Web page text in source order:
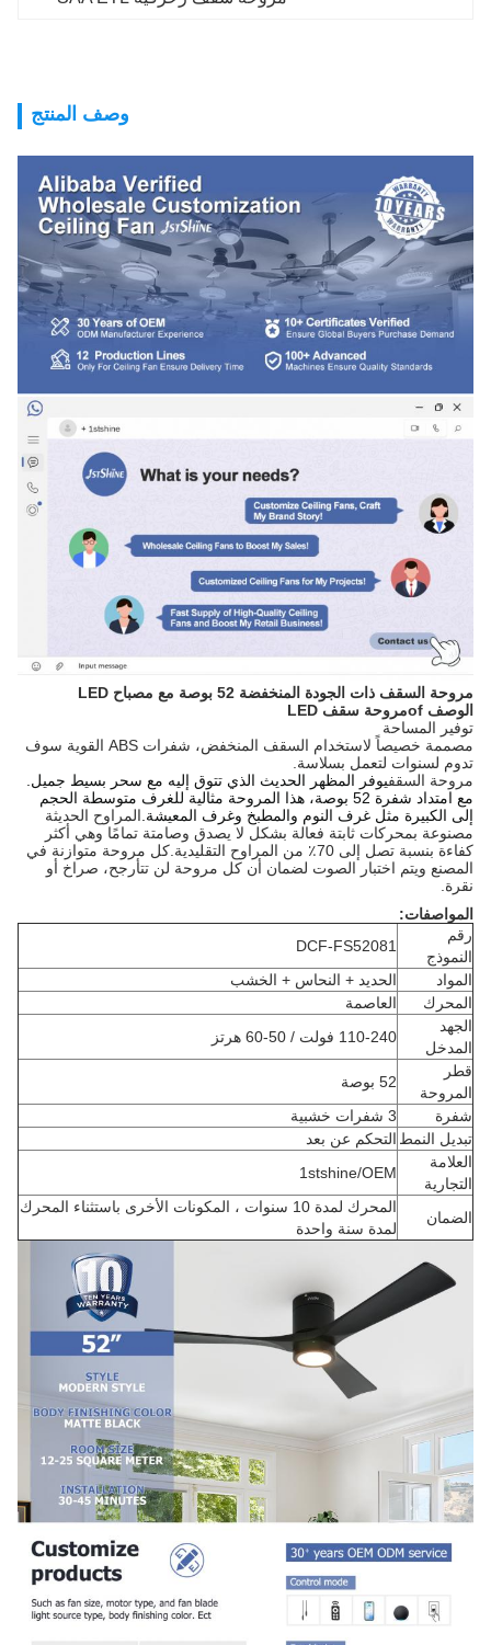
وصف المنتج
مروحة السقف ذات الجودة المنخفضة 52 بوصة مع مصباح LED
الوصف
o f
مروحة سقف LED
توفير المساحة
مصممة خصيصاً لاستخدام السقف المنخفض، شفرات ABS القوية سوف
تدوم لسنوات لتعمل بسلاسة.
مروحة السقفيوفر المظهر الحديث الذي تتوق إليه مع سحر بسيط جميل.
مع امتداد شفرة 52 بوصة، هذا المروحة مثالية للغرف متوسطة الحجم
إلى الكبيرة مثل غرف النوم والمطبخ وغرف المعيشة.المراوح الحديثة
مصنوعة بمحركات ثابتة فعالة بشكل لا يصدق وصامتة تمامًا وهي أكثر
كفاءة بنسبة تصل إلى 70٪ من المراوح التقليدية.كل مروحة متوازنة في
المصنع ويتم اختبار الصوت لضمان أن كل مروحة لن تتأرجح، صراخ أو
نقرة.
المواصفات:
رقم
النموذج
DCF-FS52081
المواد
الحديد + النحاس + الخشب
المحرك
العاصمة
الجهد
المدخل
110-240 فولت / 50-60 هرتز
قطر
المروحة
52 بوصة
شفرة
تبديل النمطالتحكم عن بعد
العلامة
التجارية
1stshine/OEM
الضمان
المحرك لمدة 10 سنوات ، المكونات الأخرى باستثناء المحرك
لمدة سنة واحدة